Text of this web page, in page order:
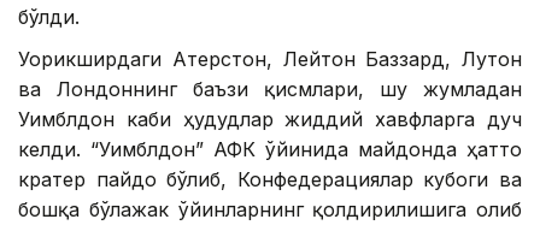
бўлди.
Уорикширдаги Атерстон, Лейтон Баззард, Лутон
ва Лондоннинг баъзи қисмлари, шу жумладан
Уимблдон каби ҳудудлар жиддий хавфларга дуч
келди. “Уимблдон” АФК ўйинида майдонда ҳатто
кратер пайдо бўлиб, Конфедерациялар кубоги ва
бошқа бўлажак ўйинларнинг қолдирилишига олиб